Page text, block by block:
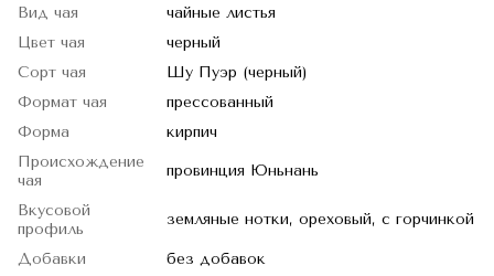
Вид чая
чайные листья
Цвет чая
черный
Сорт чая
Шу Пуэр (черный)
Формат чая
прессованный
Форма
кирпич
Происхождение
чая
провинция Юньнань
Вкусовой
профиль
земляные нотки, ореховый, с горчинкой
Добавки
без добавок